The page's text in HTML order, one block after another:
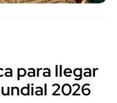
para llegar
2026